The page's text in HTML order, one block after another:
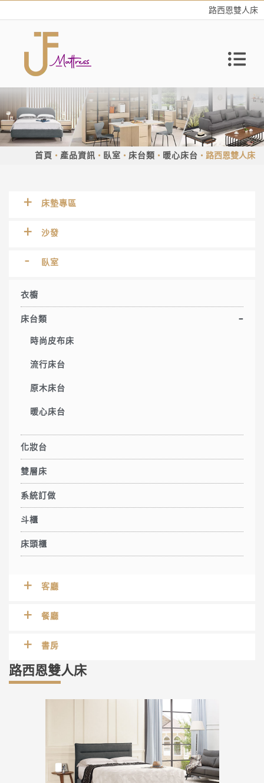
路西恩雙人床
首頁 產品資訊 臥室 床台類 暖心床台 路西恩雙人床
床墊專區
沙發
臥室
衣櫥
床台類
時尚皮布床
流行床台
原木床台
暖心床台
化妝台
雙層床
系統訂做
斗櫃
床頭櫃
客廳
餐廳
書房
路西恩雙人床